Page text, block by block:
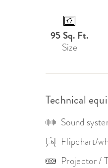
arrangementet
Se gärna vår
95 Sq. Ft.
Size
Technical
Sound
Flipchart/
Projector /